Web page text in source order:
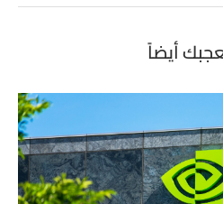
أيضاً